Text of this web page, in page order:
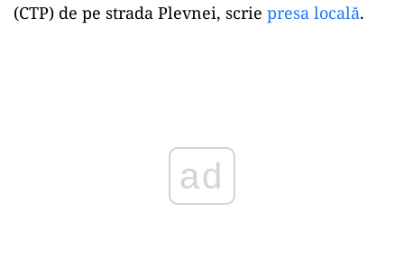
(CTP) de pe strada Plevnei, scrie presa locală.